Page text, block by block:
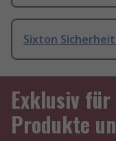
Sixton
Exklusiv für
Produkte